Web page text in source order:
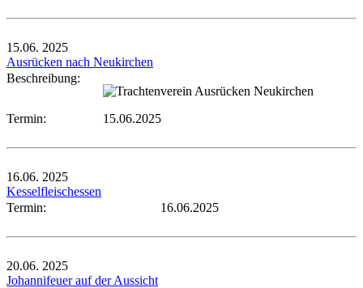
15.06. 2025
Ausrücken nach Neukirchen
Beschreibung:
Termin: 15.06.2025
16.06. 2025
Kesselfleischessen
Termin:
16.06.2025
20.06. 2025
Johannifeuer auf der Aussicht